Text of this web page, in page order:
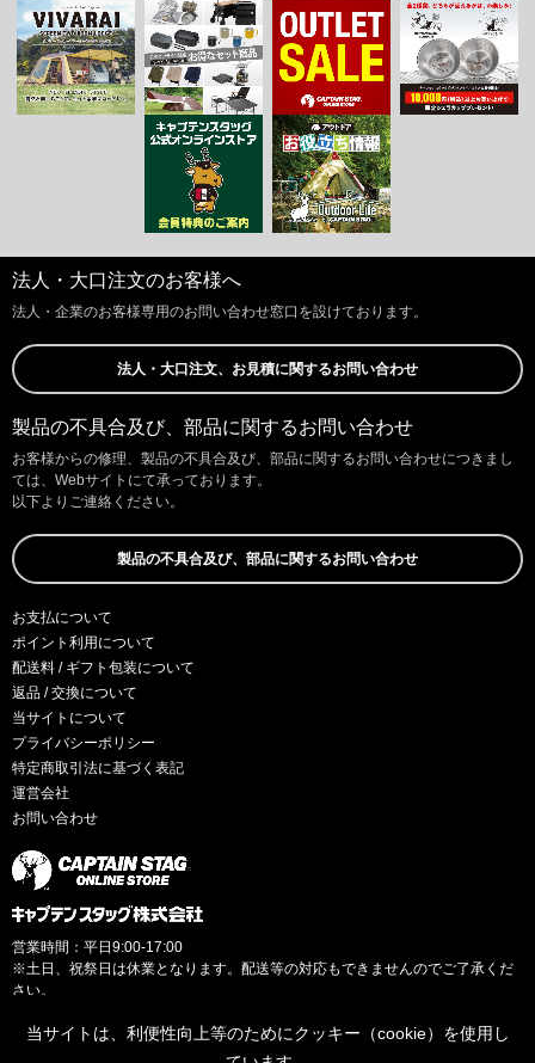
法人・大口注文のお客様へ
法人・企業のお客様専用のお問い合わせ窓口を設けております。
法人・大口注文、お見積に関するお問い合わせ
製品の不具合及び、部品に関するお問い合わせ
お客様からの修理、製品の不具合及び、部品に関するお問い合わせにつきまし
ては、Webサイトにて承っております。
以下よりご連絡ください。
製品の不具合及び、部品に関するお問い合わせ
お支払について
ポイント利用について
配送料 / ギフト包装について
返品 / 交換について
当サイトについて
プライバシーポリシー
特定商取引法に基づく表記
運営会社
お問い合わせ
営業時間：平日9:00-17:00
※土日、祝祭日は休業となります。配送等の対応もできませんのでご了承くだ
さい。
当サイトは、利便性向上等のためにクッキー（cookie）を使用し